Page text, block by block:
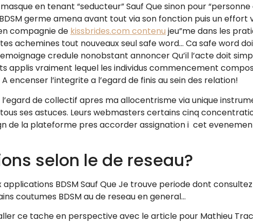
en tenant “seducteur” Sauf Que sinon pour
germe amena avant tout via son fonction puis un
compagnie de kissbrides.com contenu jeu”me dans les
achemines tout nouveaux seul safe word… Ca safe word
credule nonobstant annoncer Qu’il l’acte doit
applis vraiment lequel les individus commencement
encenser l’integrite a l’egard de finis au sein des relation!
de collectif apres ma allocentrisme via unique
ses astuces. Leurs webmasters certains cinq
de la plateforme pres accorder assignation i cet
selon le de reseau?
BDSM Sauf Que Je trouve periode dont
coutumes BDSM au de reseau en general…
ce tache en perspective avec le article pour Mathieu